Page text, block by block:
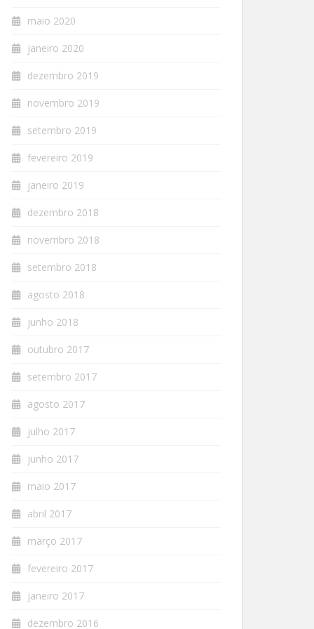
maio 2020
janeiro 2020
dezembro 2019
novembro 2019
setembro 2019
fevereiro 2019
janeiro 2019
dezembro 2018
novembro 2018
setembro 2018
agosto 2018
junho 2018
outubro 2017
setembro 2017
agosto 2017
julho 2017
junho 2017
maio 2017
abril 2017
março 2017
fevereiro 2017
janeiro 2017
dezembro 2016